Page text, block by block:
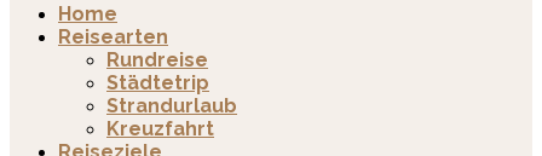
Home
Reisearten
Rundreise
Städtetrip
Strandurlaub
Kreuzfahrt
Reiseziele